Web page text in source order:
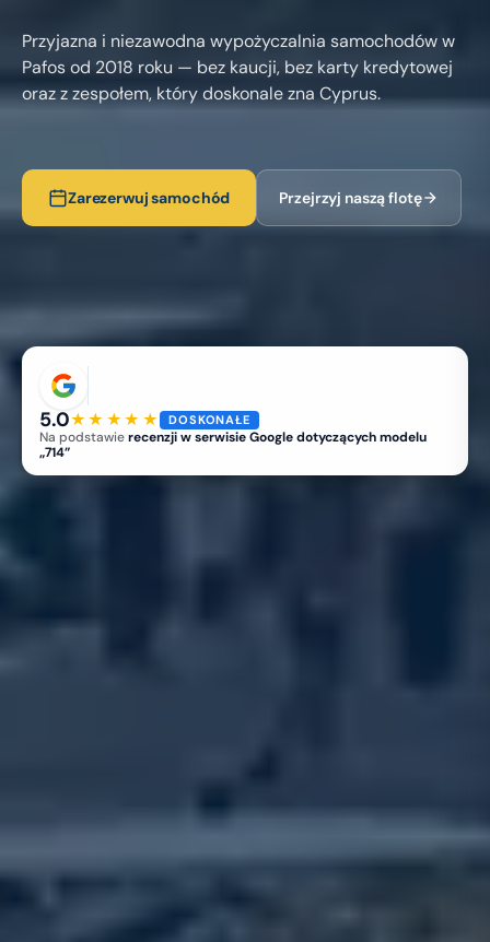
Przyjazna i niezawodna wypożyczalnia samochodów w
Pafos od 2018 roku — bez kaucji, bez karty kredytowej
oraz z zespołem, który doskonale zna Cyprus.
Zarezerwuj samochód Przejrzyj naszą flotę
5.0★★★★★ DOSKONAŁE
Na podstawierecenzji w serwisie Google dotyczących modelu
„714”